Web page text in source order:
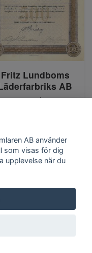
Fritz Lundboms
AB
400 kr
AB använder
som visas för dig
upplevelse när du